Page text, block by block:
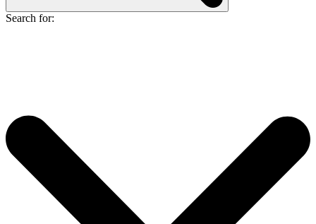
Search for: